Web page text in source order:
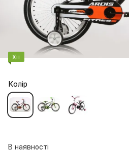
Хіт
Колір
В наявності